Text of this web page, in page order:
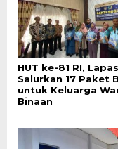
HUT ke-81 RI,
Salurkan 17 Paket
untuk Keluarga
Binaan